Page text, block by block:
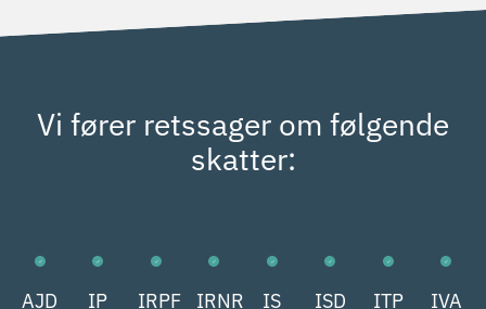
Vi fører retssager om følgende
skatter:
AJD
IP
IRPF
IRNR
IS
ISD
ITP
IVA